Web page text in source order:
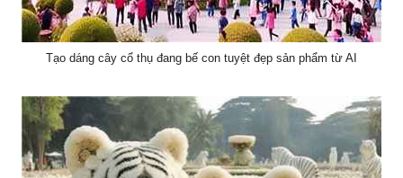
Tạo dáng cây cổ thụ đang bế con tuyệt đẹp sản phẩm từ AI